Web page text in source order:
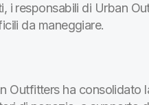
i responsabili di Urban
da maneggiare.
Outfitters ha consolidato